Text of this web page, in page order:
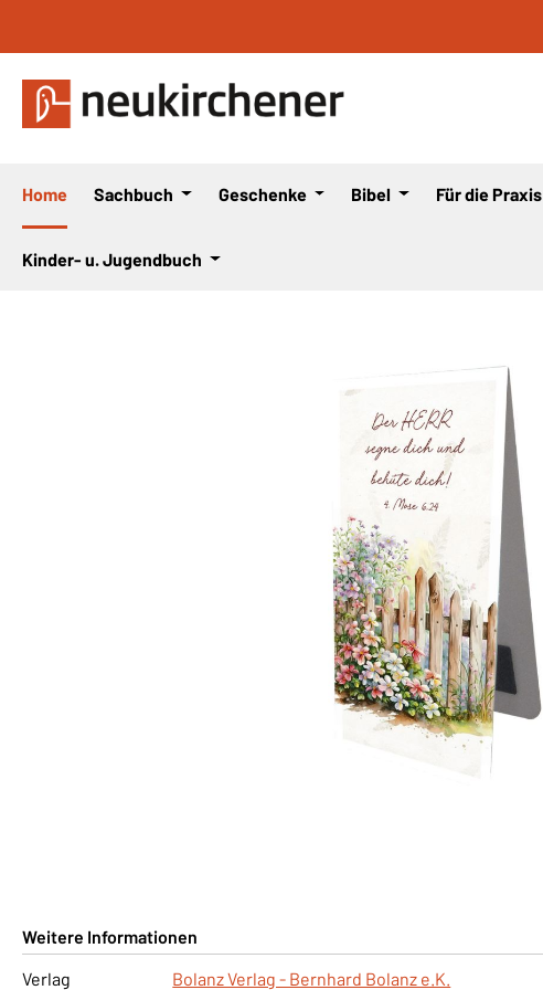
Home Sachbuch Geschenke Bibel Für die Praxis
Kinder- u. Jugendbuch
Weitere Informationen
Verlag
Bolanz Verlag - Bernhard Bolanz e.K.